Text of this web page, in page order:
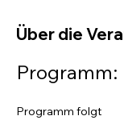
Über die
Programm:
Programm folgt